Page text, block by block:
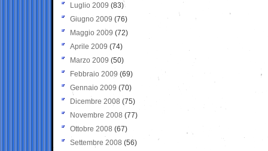
Luglio 2009 (83)
Giugno 2009 (76)
Maggio 2009 (72)
Aprile 2009 (74)
Marzo 2009 (50)
Febbraio 2009 (69)
Gennaio 2009 (70)
Dicembre 2008 (75)
Novembre 2008 (77)
Ottobre 2008 (67)
Settembre 2008 (56)